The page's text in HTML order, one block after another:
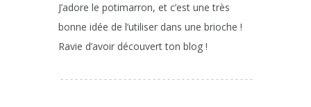
J’adore le potimarron, et c’est une très
bonne idée de l’utiliser dans une brioche !
Ravie d’avoir découvert ton blog !